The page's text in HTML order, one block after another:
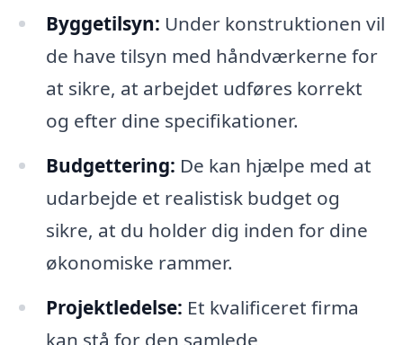
Byggetilsyn: Under konstruktionen vil
de have tilsyn med håndværkerne for
at sikre, at arbejdet udføres korrekt
og efter dine specifikationer.
Budgettering: De kan hjælpe med at
udarbejde et realistisk budget og
sikre, at du holder dig inden for dine
økonomiske rammer.
Projektledelse: Et kvalificeret firma
kan stå for den samlede